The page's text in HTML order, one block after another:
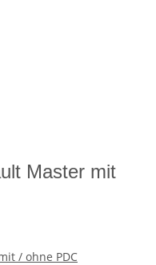
Master mit
/ ohne PDC